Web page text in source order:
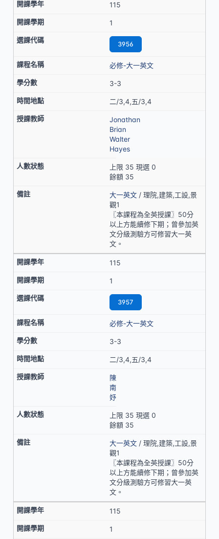
115
1
3956
必修-大一英文
3-3
二/3,4,五/3,4
Jonathan
Brian
Walter
Hayes
上限 35 現選 0
餘額 35
大一英文 / 理院,建築,工設,景
觀1
〖本課程為全英授課〗50分
以上方能續修下期；曾參加英
文分級測驗方可修習大一英
文。
115
1
3957
必修-大一英文
3-3
二/3,4,五/3,4
陳
南
妤
上限 35 現選 0
餘額 35
大一英文 / 理院,建築,工設,景
觀1
〖本課程為全英授課〗50分
以上方能續修下期；曾參加英
文分級測驗方可修習大一英
文。
115
1